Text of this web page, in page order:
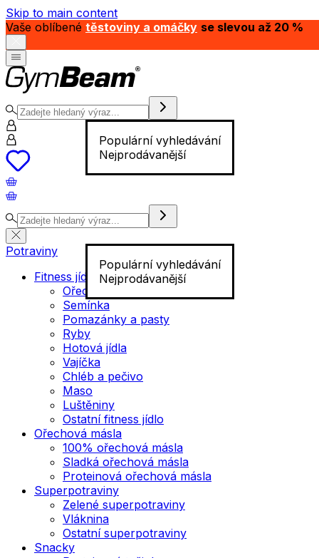
Skip to main content
Vaše oblíbené těstoviny a omáčky se slevou až 20 %
Populární vyhledávání
Nejprodávanější
Populární vyhledávání
Nejprodávanější
Potraviny
Fitness jídlo
Ořechy
Semínka
Pomazánky a pasty
Ryby
Hotová jídla
Vajíčka
Chléb a pečivo
Maso
Luštěniny
Ostatní fitness jídlo
Ořechová másla
100% ořechová másla
Sladká ořechová másla
Proteinová ořechová másla
Superpotraviny
Zelené superpotraviny
Vláknina
Ostatní superpotraviny
Snacky